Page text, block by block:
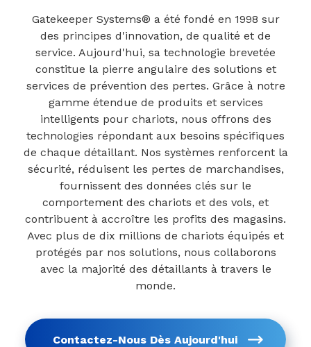
Gatekeeper Systems® a été fondé en 1998 sur
des principes d'innovation, de qualité et de
service. Aujourd'hui, sa technologie brevetée
constitue la pierre angulaire des solutions et
services de prévention des pertes. Grâce à notre
gamme étendue de produits et services
intelligents pour chariots, nous offrons des
technologies répondant aux besoins spécifiques
de chaque détaillant. Nos systèmes renforcent la
sécurité, réduisent les pertes de marchandises,
fournissent des données clés sur le
comportement des chariots et des vols, et
contribuent à accroître les profits des magasins.
Avec plus de dix millions de chariots équipés et
protégés par nos solutions, nous collaborons
avec la majorité des détaillants à travers le
monde.
Contactez-Nous Dès Aujourd'hui